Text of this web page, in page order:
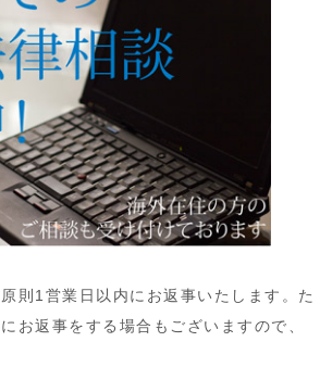
則1営業日以内にお返事いたします。た
お返事をする場合もございますので、